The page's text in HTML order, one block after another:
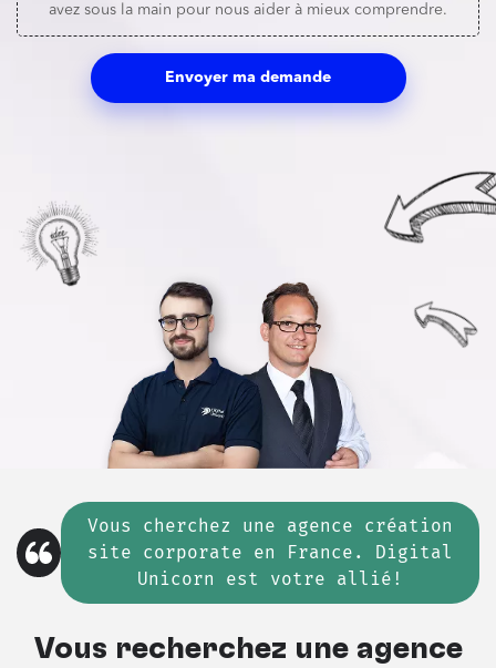
avez sous la main pour nous aider à mieux comprendre.
Envoyer ma demande
Vous cherchez une agence création
site corporate en France. Digital
Unicorn est votre allié!
Vous recherchez une agence